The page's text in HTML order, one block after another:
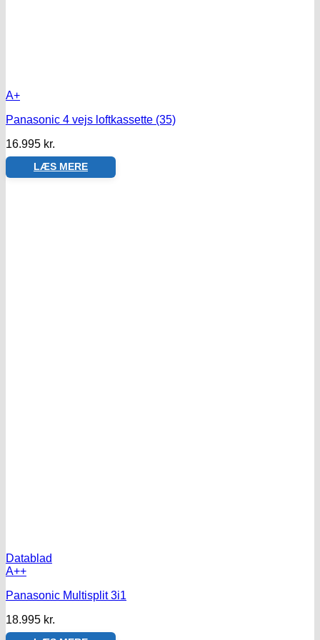
A+
Panasonic 4 vejs loftkassette (35)
16.995 kr.
LÆS MERE
Datablad
A++
Panasonic Multisplit 3i1
18.995 kr.